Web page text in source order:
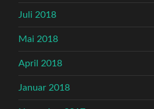
Juli 2018
Mai 2018
April 2018
Januar 2018